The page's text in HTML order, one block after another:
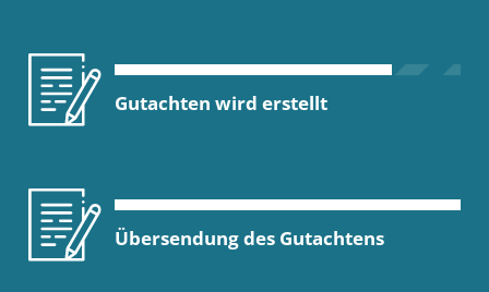
Gutachten wird erstellt
Übersendung des Gutachtens